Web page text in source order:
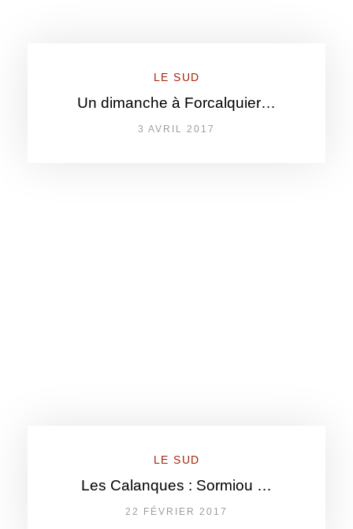
LE SUD
Un dimanche à Forcalquier…
3 AVRIL 2017
LE SUD
Les Calanques : Sormiou …
22 FÉVRIER 2017